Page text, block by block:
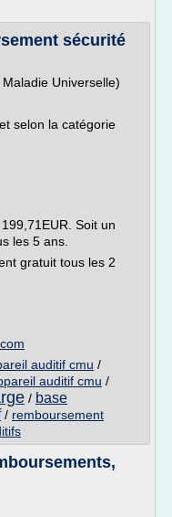
sécurité
Universelle)
selon la catégorie
Soit un
les 5 ans.
gratuit tous les 2
auditif cmu /
auditif cmu /
/ base
/ remboursement